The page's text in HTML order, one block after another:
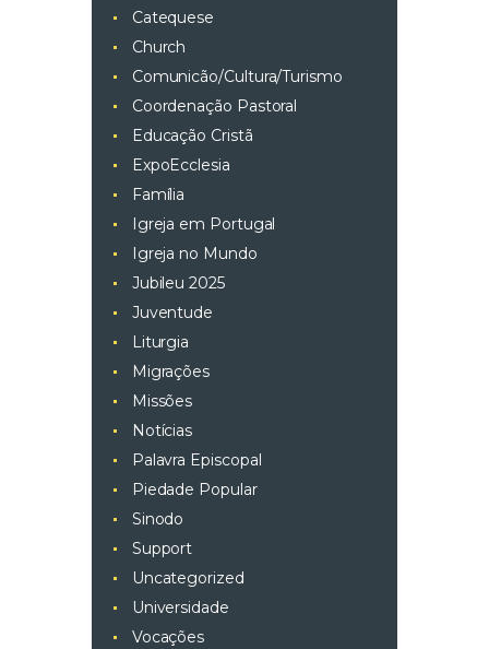
Catequese
Church
Comunicão/Cultura/Turismo
Coordenação Pastoral
Educação Cristã
ExpoEcclesia
Família
Igreja em Portugal
Igreja no Mundo
Jubileu 2025
Juventude
Liturgia
Migrações
Missões
Notícias
Palavra Episcopal
Piedade Popular
Sinodo
Support
Uncategorized
Universidade
Vocações